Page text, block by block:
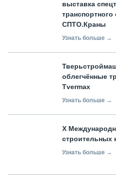
выставка
СПТО.Краны
Узнать больше →
облегчённые
Tvermax
Узнать больше →
X
строительных
Узнать больше →